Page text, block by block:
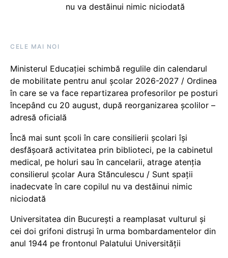
nu va destăinui nimic niciodată
CELE MAI NOI
Ministerul Educației schimbă regulile din calendarul
de mobilitate pentru anul școlar 2026-2027 / Ordinea
în care se va face repartizarea profesorilor pe posturi
începând cu 20 august, după reorganizarea școlilor –
adresă oficială
Încă mai sunt școli în care consilierii școlari își
desfășoară activitatea prin biblioteci, pe la cabinetul
medical, pe holuri sau în cancelarii, atrage atenția
consilierul școlar Aura Stănculescu / Sunt spații
inadecvate în care copilul nu va destăinui nimic
niciodată
Universitatea din București a reamplasat vulturul și
cei doi grifoni distruși în urma bombardamentelor din
anul 1944 pe frontonul Palatului Universității